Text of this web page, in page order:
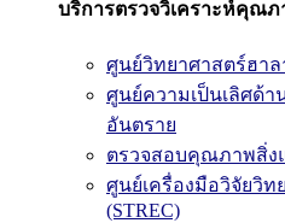
บริการตรวจวิเคราะห์คุณภ
ศูนย์วิทยาศาสตร์ฮาล
ศูนย์ความเป็นเลิศด้า
อันตราย
ตรวจสอบคุณภาพสิ่ง
ศูนย์เครื่องมือวิจัยวิท
(STREC)